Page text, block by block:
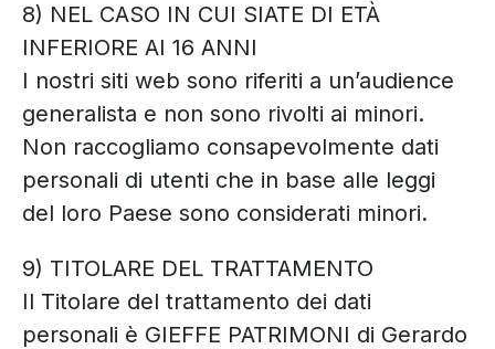
8) NEL CASO IN CUI SIATE DI ETÀ
INFERIORE AI 16 ANNI
I nostri siti web sono riferiti a un’audience
generalista e non sono rivolti ai minori.
Non raccogliamo consapevolmente dati
personali di utenti che in base alle leggi
del loro Paese sono considerati minori.
9) TITOLARE DEL TRATTAMENTO
Il Titolare del trattamento dei dati
personali è GIEFFE PATRIMONI di Gerardo